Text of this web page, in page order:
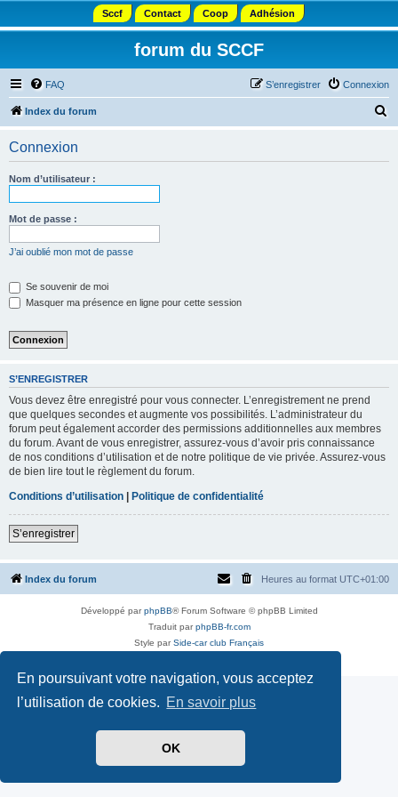
En poursuivant votre navigation, vous acceptez
l’utilisation de cookies. En savoir plus
OK
Sccf Contact Coop Adhésion
forum du SCCF
FAQ Connexion
S’enregistrer
Index du forum
Connexion
Nom d’utilisateur :
Mot de passe :
J’ai oublié mon mot de passe
Se souvenir de moi
Masquer ma présence en ligne pour cette session
S’ENREGISTRER
Vous devez être enregistré pour vous connecter. L’enregistrement ne prend
que quelques secondes et augmente vos possibilités. L’administrateur du
forum peut également accorder des permissions additionnelles aux membres
du forum. Avant de vous enregistrer, assurez-vous d’avoir pris connaissance
de nos conditions d’utilisation et de notre politique de vie privée. Assurez-vous
de bien lire tout le règlement du forum.
Conditions d’utilisation | Politique de confidentialité
S’enregistrer
Index du forum Heures au format UTC+01:00
Développé parphpBB® Forum Software © phpBB Limited
Traduit parphpBB-fr.com
Style parSide-car club Français